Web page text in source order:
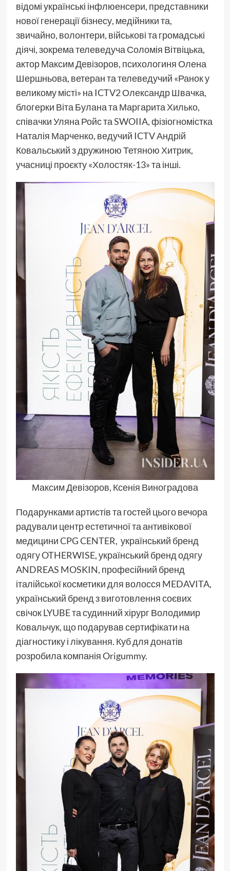
відомі українські інфлюенсери, представники
нової генерації бізнесу, медійники та,
звичайно, волонтери, військові та громадські
діячі, зокрема телеведуча Соломія Вітвіцька,
актор Максим Девізоров, психологиня Олена
Шершньова, ветеран та телеведучий «Ранок у
великому місті» на ICTV2 Олександр Швачка,
блогерки Віта Булана та Маргарита Хилько,
співачки Уляна Ройс та SWOIIA, фізіогномістка
Наталія Марченко, ведучий ICTV Андрій
Ковальський з дружиною Тетяною Хитрик,
учасниці проєкту «Холостяк-13» та інші.
Максим Девізоров, Ксенія Виноградова
Подарунками артистів та гостей цього вечора
радували центр естетичної та антивікової
медицини CPG CENTER, український бренд
одягу OTHERWISE, український бренд одягу
ANDREAS MOSKIN, професійний бренд
італійської косметики для волосся MEDAVITA,
український бренд з виготовлення соєвих
свічок LYUBE та судинний хірург Володимир
Ковальчук, що подарував сертифікати на
діагностику і лікування. Куб для донатів
розробила компанія Origummy.